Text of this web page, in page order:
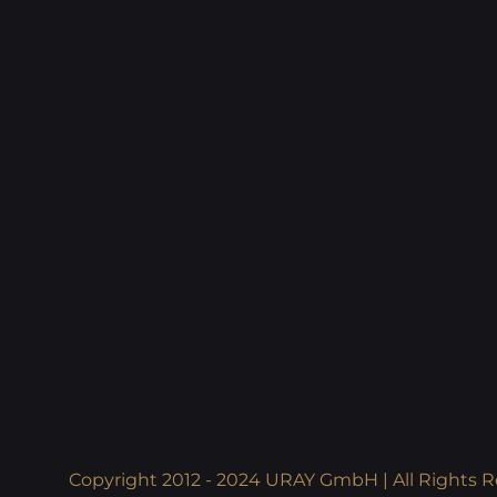
Copyright 2012 - 2024 URAY GmbH | All Rights